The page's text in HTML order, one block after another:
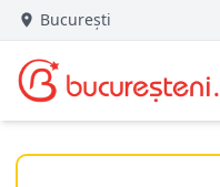
București